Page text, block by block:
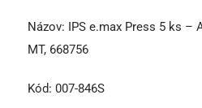
Názov:
IPS e.max Press 5 ks –
MT, 668756
Kód: 007-846S